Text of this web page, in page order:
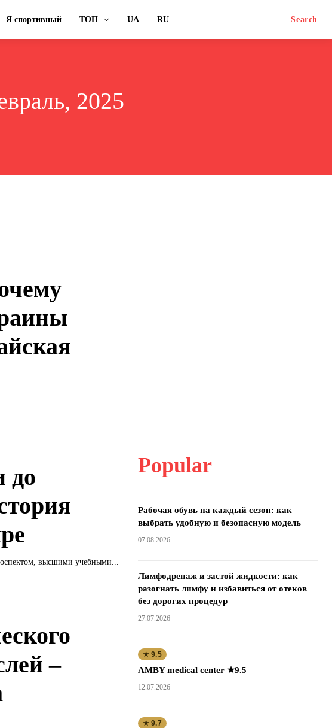
Я спортивный ТОП UA RU Search
2025
до
высшими учебными...
–
Popular
Рабочая обувь на каждый сезон: как
выбрать удобную и безопасную модель
07.08.2026
Лимфодренаж и застой жидкости: как
разогнать лимфу и избавиться от отеков
без дорогих процедур
27.07.2026
★ 9.5
AMBY medical center ★9.5
12.07.2026
★ 9.7